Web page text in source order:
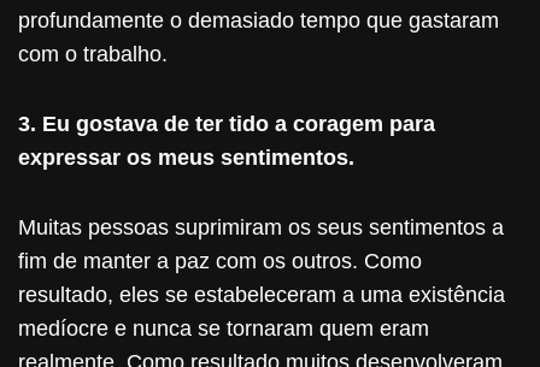
profundamente o demasiado tempo que gastaram
com o trabalho.
3. Eu gostava de ter tido a coragem para
expressar os meus sentimentos.
Muitas pessoas suprimiram os seus sentimentos a
fim de manter a paz com os outros. Como
resultado, eles se estabeleceram a uma existência
medíocre e nunca se tornaram quem eram
realmente. Como resultado muitos desenvolveram